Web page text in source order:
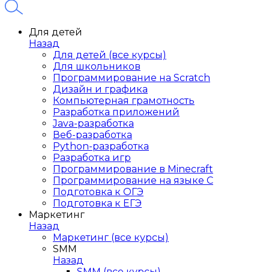
Для детей
Назад
Для детей (все курсы)
Для школьников
Программирование на Scratch
Дизайн и графика
Компьютерная грамотность
Разработка приложений
Java-разработка
Веб-разработка
Python-разработка
Разработка игр
Программирование в Minecraft
Программирование на языке C
Подготовка к ОГЭ
Подготовка к ЕГЭ
Маркетинг
Назад
Маркетинг (все курсы)
SMM
Назад